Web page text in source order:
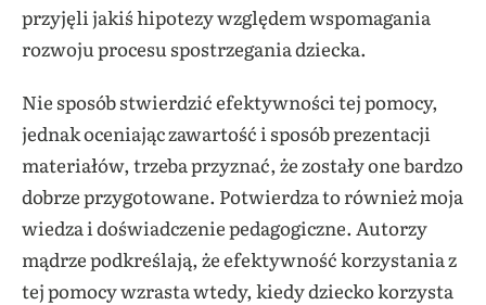
przyjęli jakiś hipotezy względem wspomagania
rozwoju procesu spostrzegania dziecka.
Nie sposób stwierdzić efektywności tej pomocy,
jednak oceniając zawartość i sposób prezentacji
materiałów, trzeba przyznać, że zostały one bardzo
dobrze przygotowane. Potwierdza to również moja
wiedza i doświadczenie pedagogiczne. Autorzy
mądrze podkreślają, że efektywność korzystania z
tej pomocy wzrasta wtedy, kiedy dziecko korzysta